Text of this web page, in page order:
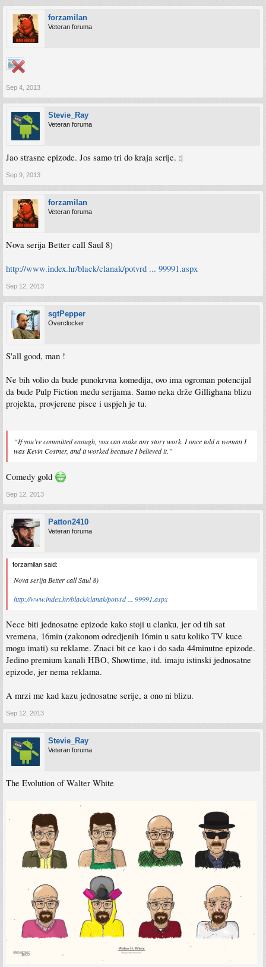
forzamilan
Veteran foruma
Sep 4, 2013
Stevie_Ray
Veteran foruma
Jao strasne epizode. Jos samo tri do kraja serije. :|
Sep 9, 2013
forzamilan
Veteran foruma
Nova serija Better call Saul 8)
http://www.index.hr/black/clanak/potvrd ... 99991.aspx
Sep 12, 2013
sgtPepper
Overclocker
S'all good, man !
Ne bih volio da bude punokrvna komedija, ovo ima ogroman potencijal
da bude Pulp Fiction među serijama. Samo neka drže Gillighana blizu
projekta, provjerene pisce i uspjeh je tu.
“If you’re committed enough, you can make any story work. I once told a woman I
was Kevin Costner, and it worked because I believed it.”
Comedy gold
Sep 12, 2013
Patton2410
Veteran foruma
forzamilan said:
Nova serija Better call Saul 8)
http://www.index.hr/black/clanak/potvrd ... 99991.aspx
Nece biti jednosatne epizode kako stoji u clanku, jer od tih sat
vremena, 16min (zakonom odredjenih 16min u satu koliko TV kuce
mogu imati) su reklame. Znaci bit ce kao i do sada 44minutne epizode.
Jedino premium kanali HBO, Showtime, itd. imaju istinski jednosatne
epizode, jer nema reklama.
A mrzi me kad kazu jednosatne serije, a ono ni blizu.
Sep 12, 2013
Stevie_Ray
Veteran foruma
The Evolution of Walter White